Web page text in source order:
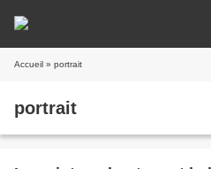
Accueil » portrait
portrait